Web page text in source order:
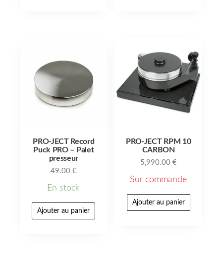
PRO-JECT Record
Puck PRO – Palet
presseur
49.00 €
En stock
Ajouter au panier
PRO-JECT RPM 10
CARBON
5,990.00 €
Sur commande
Ajouter au panier